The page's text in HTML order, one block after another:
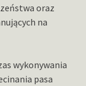
oraz
na
wykonywania
pasa